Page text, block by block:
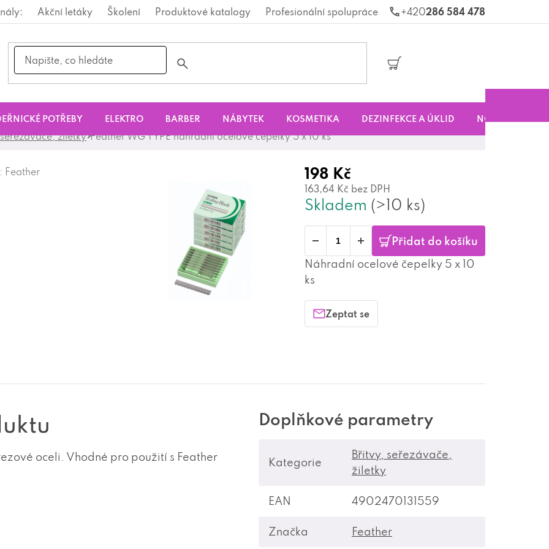
286 584 478
Akční letáky Školení Produktové katalogy Profesionální spolupráce
Nákupní
POTŘEBY ELEKTRO BARBER NÁBYTEK KOSMETIKA DEZINFEKCE A ÚKLID NOVINKY
žiletky Feather WG TYPE náhradní ocelové čepelky 5 x 10 ks
Feather 198 Kč
163,64 Kč bez DPH
Skladem (>10 ks)
Přidat do košíku
Náhradní ocelové čepelky 5 x 10
ks
Zeptat se
oceli. Vhodné pro použití s Feather
Doplňkové parametry
Kategorie
Břitvy, seřezávače,
žiletky
EAN 4902470131559
Značka Feather